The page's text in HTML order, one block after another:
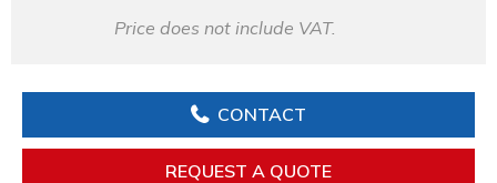
Price does not include VAT.
CONTACT
REQUEST A QUOTE